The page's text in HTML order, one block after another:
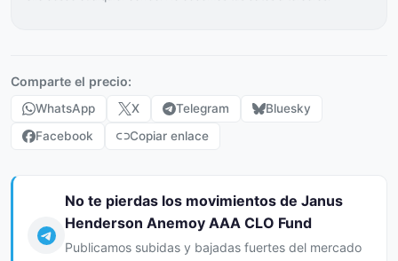
Comparte el precio:
WhatsApp X Telegram
Bluesky
Facebook
Copiar enlace
No te pierdas los movimientos de Janus
Henderson Anemoy AAA CLO Fund
Publicamos subidas y bajadas fuertes del mercado